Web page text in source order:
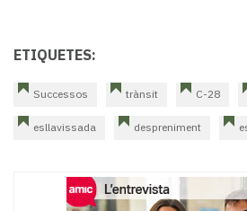
ETIQUETES:
Successos trànsit C-28
esllavissada despreniment